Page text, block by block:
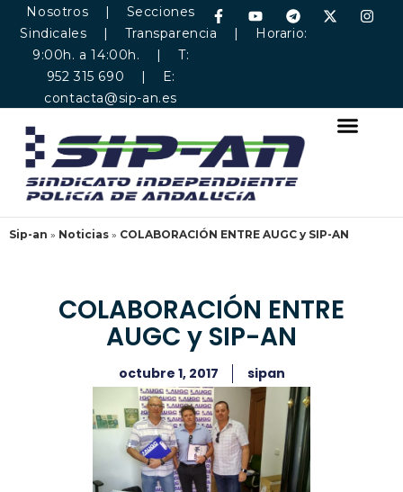
Nosotros | Secciones
Sindicales | Transparencia | Horario:
9:00h. a 14:00h. | T:
952 315 690 | E:
contacta@sip-an.es
Sip-an » Noticias » COLABORACIÓN ENTRE AUGC y SIP-AN
COLABORACIÓN ENTRE
AUGC y SIP-AN
octubre 1, 2017 sipan